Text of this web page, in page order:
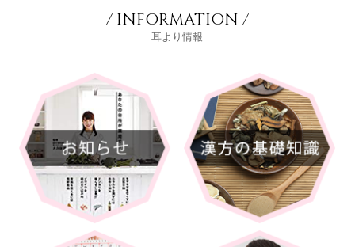
/ INFORMATION /
耳より情報